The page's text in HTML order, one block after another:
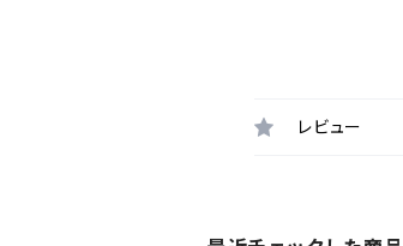
レビュー